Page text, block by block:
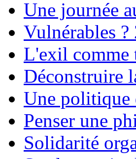
Une journée
Vulnérables ?
L'exil comme
Déconstruire
Une politique
Penser une
Solidarité